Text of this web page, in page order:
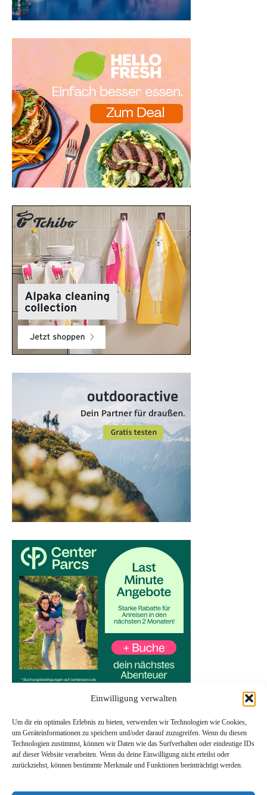
Einwilligung verwalten
Um dir ein optimales Erlebnis zu bieten, verwenden wir Technologien wie Cookies,
um Geräteinformationen zu speichern und/oder darauf zuzugreifen. Wenn du diesen
Technologien zustimmst, können wir Daten wie das Surfverhalten oder eindeutige IDs
auf dieser Website verarbeiten. Wenn du deine Einwilligung nicht erteilst oder
zurückziehst, können bestimmte Merkmale und Funktionen beeinträchtigt werden.
Start
Datenschutzerklärung
Impressum